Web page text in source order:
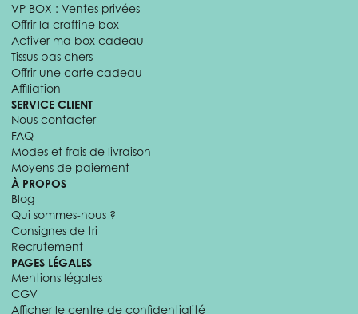
VP BOX : Ventes privées
Offrir la craftine box
Activer ma box cadeau
Tissus pas chers
Offrir une carte cadeau
Affiliation
SERVICE CLIENT
Nous contacter
FAQ
Modes et frais de livraison
Moyens de paiement
À PROPOS
Blog
Qui sommes-nous ?
Consignes de tri
Recrutement
PAGES LÉGALES
Mentions légales
CGV
Afficher le centre de confidentialité